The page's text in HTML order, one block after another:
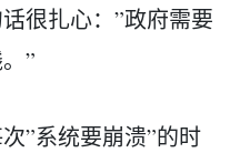
很扎心：”政府需要
”
”系统要崩溃”的时